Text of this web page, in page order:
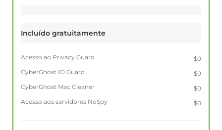
Incluído gratuitamente
Acesso ao Privacy Guard
$0
CyberGhost ID Guard
$0
CyberGhost Mac Cleaner
$0
Acesso aos servidores NoSpy
$0